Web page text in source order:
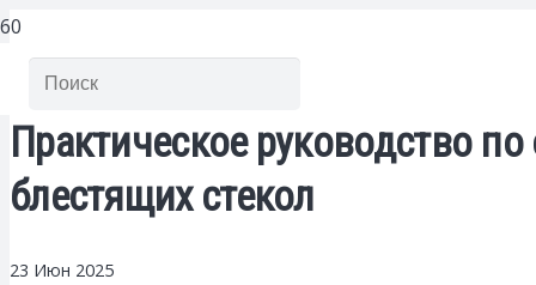
Практическое руководство
блестящих стекол
23 Июн 2025